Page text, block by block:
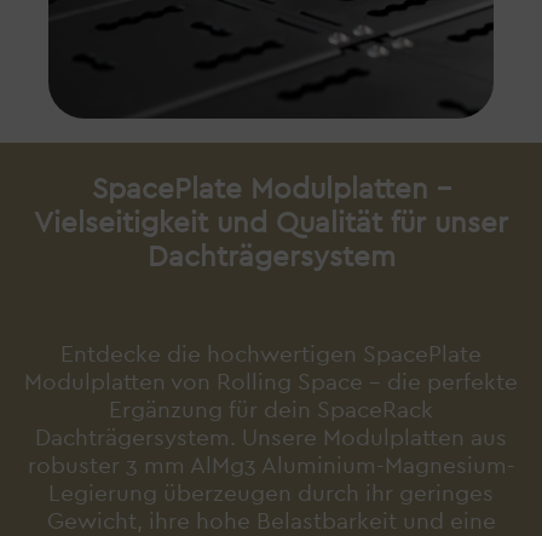
SpacePlate Modulplatten –
Vielseitigkeit und Qualität für unser
Dachträgersystem
Entdecke die hochwertigen SpacePlate
Modulplatten von Rolling Space – die perfekte
Ergänzung für dein SpaceRack
Dachträgersystem. Unsere Modulplatten aus
robuster 3 mm AlMg3 Aluminium-Magnesium-
Legierung überzeugen durch ihr geringes
Gewicht, ihre hohe Belastbarkeit und eine